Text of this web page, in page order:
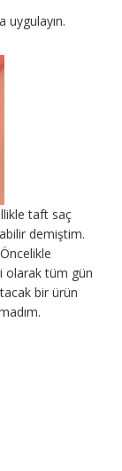
uygulayın.
taft saç
demiştim.
Öncelikle
olarak tüm gün
bir ürün